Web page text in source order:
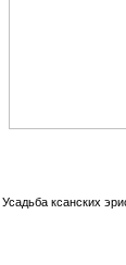
Усадьба ксанских